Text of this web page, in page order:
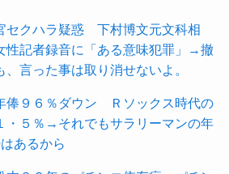
セクハラ疑惑 下村博文元文科相
性記者録音に「ある意味犯罪」→撤
、言った事は取り消せないよ。
俸９６％ダウン Ｒソックス時代の
・５％→それでもサラリーマンの年
あるから